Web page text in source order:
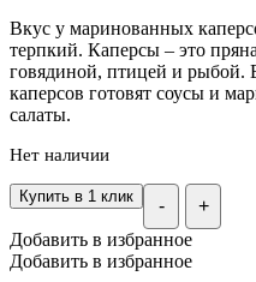
Вкус у маринованных
терпкий. Каперсы – это
говядиной, птицей и рыбой.
каперсов готовят соусы и
салаты.
Нет наличии
- +
Купить в 1 клик
Добавить в избранное
Добавить в избранное